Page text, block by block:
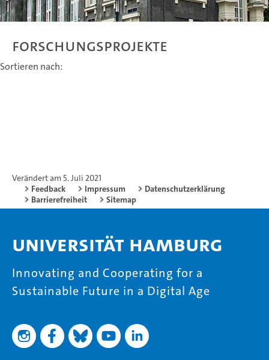
Forschungsprojekte
Sortieren nach:
Verändert am 5. Juli 2021
Feedback
Impressum
Datenschutzerklärung
Barrierefreiheit
Sitemap
Universität Hamburg
Innovating and Cooperating for a
Sustainable Future in a Digital Age